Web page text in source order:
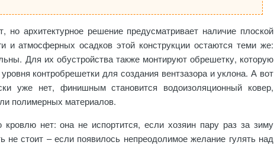
архитектурное решение предусматривает наличие плоской
и атмосферных осадков этой конструкции остаются теми же:
Для их обустройства также монтируют обрешетку, которую
контробрешетки для создания вентзазора и уклона. А вот
уже нет, финишным становится водоизоляционный ковер,
полимерных материалов.
нет: она не испортится, если хозяин пару раз за зиму
не стоит – если появилось непреодолимое желание гулять над